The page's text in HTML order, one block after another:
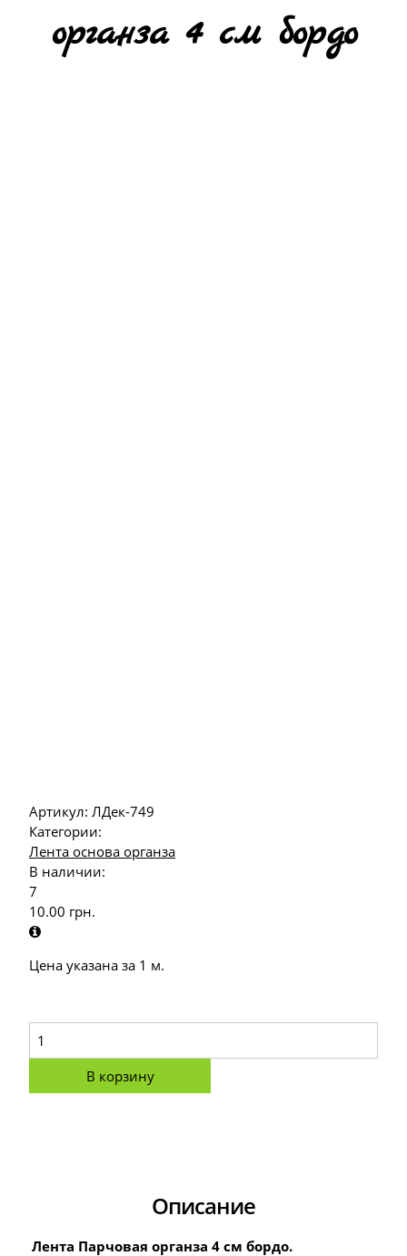
органза 4 см бордо
Артикул: ЛДек-749
Категории:
Лента основа органза
В наличии:
7
10.00 грн.
Цена указана за 1 м.
В корзину
Описание
Лента Парчовая органза 4 см бордо.